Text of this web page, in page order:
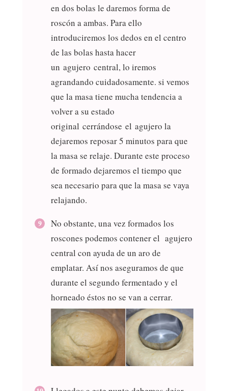
en dos bolas le daremos forma de
roscón a ambas. Para ello
introduciremos los dedos en el centro
de las bolas hasta hacer
un agujero central, lo iremos
agrandando cuidadosamente. si vemos
que la masa tiene mucha tendencia a
volver a su estado
original cerrándose el agujero la
dejaremos reposar 5 minutos para que
la masa se relaje. Durante este proceso
de formado dejaremos el tiempo que
sea necesario para que la masa se vaya
relajando.
No obstante, una vez formados los
roscones podemos contener el agujero
central con ayuda de un aro de
emplatar. Así nos aseguramos de que
durante el segundo fermentado y el
horneado éstos no se van a cerrar.